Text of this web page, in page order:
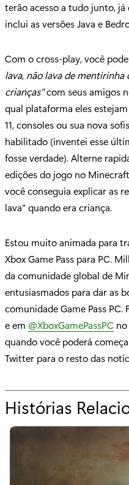
terão acesso a tudo junto, já
inclui as versões Java e
Com o cross-play, você
lava, não lava de mentirinha
crianças"com seus amigos
qual plataforma eles
11, consoles ou sua nova
habilitado (inventei esse
fosse verdade). Alterne
edições do jogo no
você conseguia explicar as
lava" quando era criança.
Estou muito animada para
Xbox Game Pass para PC.
da comunidade global de
entusiasmados para dar as
comunidade Game Pass
e em @XboxGamePassPC
quando você poderá
Twitter para o resto das
Histórias